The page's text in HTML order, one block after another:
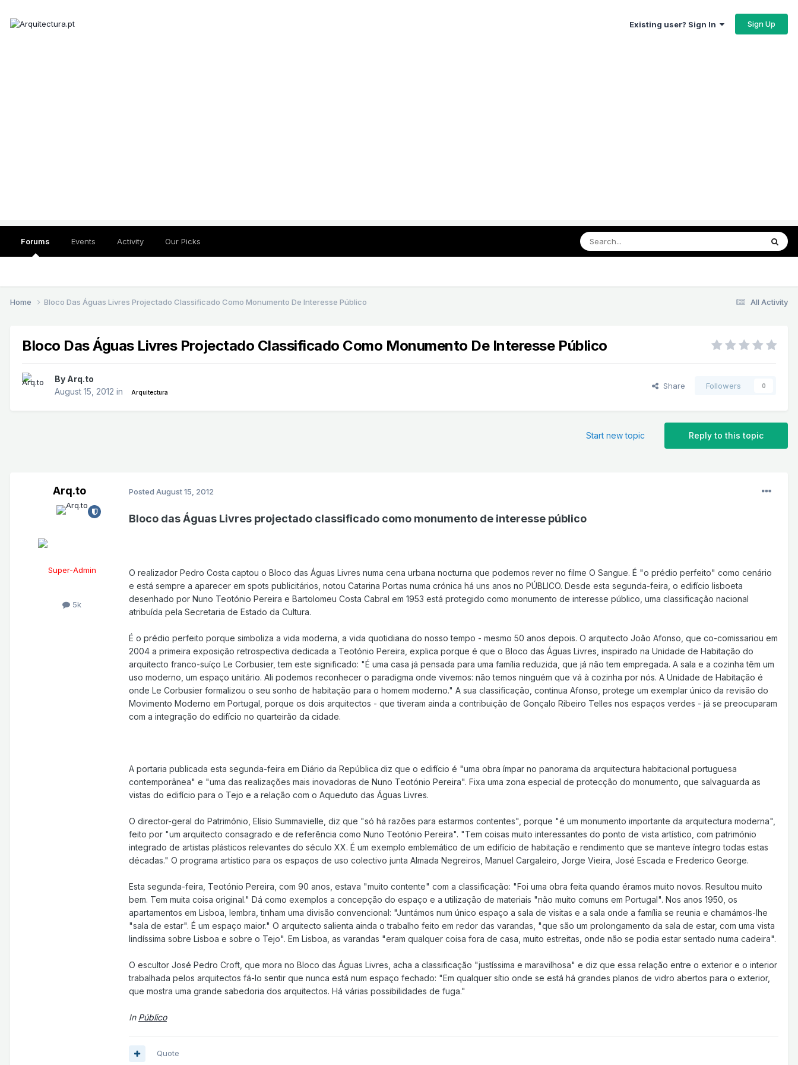
Existing user? Sign In Sign Up
Forums Events Activity Our Picks
All Activity
Home Bloco Das Águas Livres Projectado Classificado Como Monumento De Interesse Público
Bloco Das Águas Livres Projectado Classificado Como Monumento De Interesse Público
By Arq.to
August 15, 2012 in Arquitectura
Share Followers 0
Reply to this topic
Start new topic
Arq.to
Super-Admin
5k
Posted August 15, 2012
Bloco das Águas Livres projectado classificado como monumento de interesse público
O realizador Pedro Costa captou o Bloco das Águas Livres numa cena urbana nocturna que podemos rever no filme O Sangue. É "o prédio perfeito" como cenário
e está sempre a aparecer em spots publicitários, notou Catarina Portas numa crónica há uns anos no PÚBLICO. Desde esta segunda-feira, o edifício lisboeta
desenhado por Nuno Teotónio Pereira e Bartolomeu Costa Cabral em 1953 está protegido como monumento de interesse público, uma classificação nacional
atribuída pela Secretaria de Estado da Cultura.
É o prédio perfeito porque simboliza a vida moderna, a vida quotidiana do nosso tempo - mesmo 50 anos depois. O arquitecto João Afonso, que co-comissariou em
2004 a primeira exposição retrospectiva dedicada a Teotónio Pereira, explica porque é que o Bloco das Águas Livres, inspirado na Unidade de Habitação do
arquitecto franco-suíço Le Corbusier, tem este significado: "É uma casa já pensada para uma família reduzida, que já não tem empregada. A sala e a cozinha têm um
uso moderno, um espaço unitário. Ali podemos reconhecer o paradigma onde vivemos: não temos ninguém que vá à cozinha por nós. A Unidade de Habitação é
onde Le Corbusier formalizou o seu sonho de habitação para o homem moderno." A sua classificação, continua Afonso, protege um exemplar único da revisão do
Movimento Moderno em Portugal, porque os dois arquitectos - que tiveram ainda a contribuição de Gonçalo Ribeiro Telles nos espaços verdes - já se preocuparam
com a integração do edifício no quarteirão da cidade.
A portaria publicada esta segunda-feira em Diário da República diz que o edifício é "uma obra ímpar no panorama da arquitectura habitacional portuguesa
contemporânea" e "uma das realizações mais inovadoras de Nuno Teotónio Pereira". Fixa uma zona especial de protecção do monumento, que salvaguarda as
vistas do edifício para o Tejo e a relação com o Aqueduto das Águas Livres.
O director-geral do Património, Elísio Summavielle, diz que "só há razões para estarmos contentes", porque "é um monumento importante da arquitectura moderna",
feito por "um arquitecto consagrado e de referência como Nuno Teotónio Pereira". "Tem coisas muito interessantes do ponto de vista artístico, com património
integrado de artistas plásticos relevantes do século XX. É um exemplo emblemático de um edifício de habitação e rendimento que se manteve íntegro todas estas
décadas." O programa artístico para os espaços de uso colectivo junta Almada Negreiros, Manuel Cargaleiro, Jorge Vieira, José Escada e Frederico George.
Esta segunda-feira, Teotónio Pereira, com 90 anos, estava "muito contente" com a classificação: "Foi uma obra feita quando éramos muito novos. Resultou muito
bem. Tem muita coisa original." Dá como exemplos a concepção do espaço e a utilização de materiais "não muito comuns em Portugal". Nos anos 1950, os
apartamentos em Lisboa, lembra, tinham uma divisão convencional: "Juntámos num único espaço a sala de visitas e a sala onde a família se reunia e chamámos-lhe
"sala de estar". É um espaço maior." O arquitecto salienta ainda o trabalho feito em redor das varandas, "que são um prolongamento da sala de estar, com uma vista
lindíssima sobre Lisboa e sobre o Tejo". Em Lisboa, as varandas "eram qualquer coisa fora de casa, muito estreitas, onde não se podia estar sentado numa cadeira".
O escultor José Pedro Croft, que mora no Bloco das Águas Livres, acha a classificação "justíssima e maravilhosa" e diz que essa relação entre o exterior e o interior
trabalhada pelos arquitectos fá-lo sentir que nunca está num espaço fechado: "Em qualquer sítio onde se está há grandes planos de vidro abertos para o exterior,
que mostra uma grande sabedoria dos arquitectos. Há várias possibilidades de fuga."
In Público
Quote